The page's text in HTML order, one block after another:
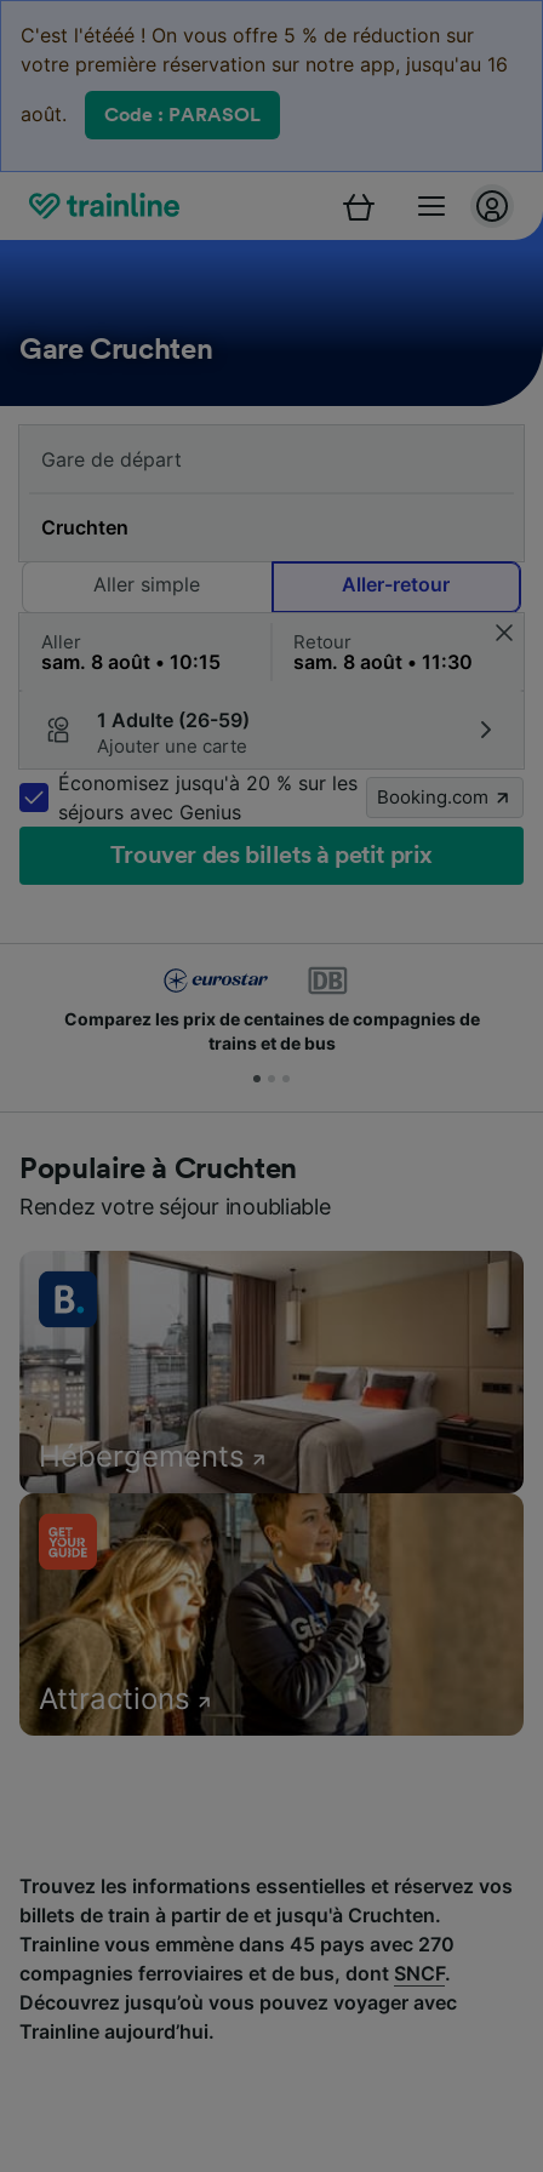
C'est l'étééé ! On vous offre 5 % de réduction sur
votre première réservation sur notre app, jusqu'au 16
août. Code : PARASOL
Gare Cruchten
Aller simple Aller-retour
Aller Retour
1 Adulte (26-59)
Ajouter une carte
Économisez jusqu'à 20 % sur les
séjours avec Genius
Booking.com
Trouver des billets à petit prix
Comparez les prix de centaines de compagnies de
trains et de bus
Populaire à Cruchten
Rendez votre séjour inoubliable
Hébergements
Attractions
Trouvez les informations essentielles et réservez vos
billets de train à partir de et jusqu'à Cruchten.
Trainline vous emmène dans 45 pays avec 270
compagnies ferroviaires et de bus, dont SNCF.
Découvrez jusqu’où vous pouvez voyager avec
Trainline aujourd’hui.